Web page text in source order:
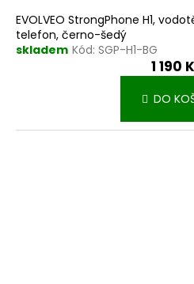
EVOLVEO StrongPhone H1,
telefon, černo-šedý
skladem Kód: SGP-H1-BG
1 190
DO